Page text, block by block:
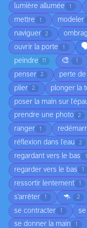
lumière allumée 1
mettre 1 modeler
naviguer 2
ouvrir la porte 1
peindre 11 🎨 1
penser 2 perte
plier 2 plonger la
poser la main sur
prendre une photo 2
ranger 1
réflexion dans l'eau 2
regardant vers le bas 1
regarder vers le bas 1
ressortir lentement 1
s’arrêter 1 🦘 2
se contracter 1
se donner la main 1